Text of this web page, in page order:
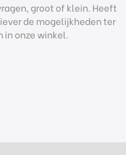
groot of klein. Heeft
de mogelijkheden ter
in onze winkel.